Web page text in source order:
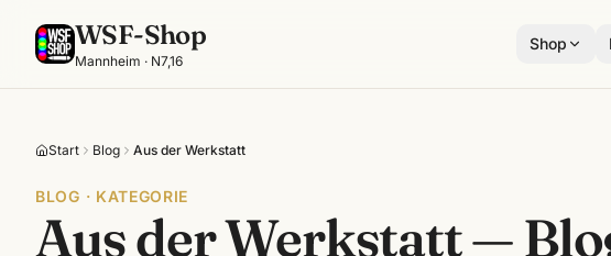
WSF-Shop
Mannheim · N7,16
Shop
Start Blog Aus der Werkstatt
BLOG · KATEGORIE
Aus der Werkstatt —